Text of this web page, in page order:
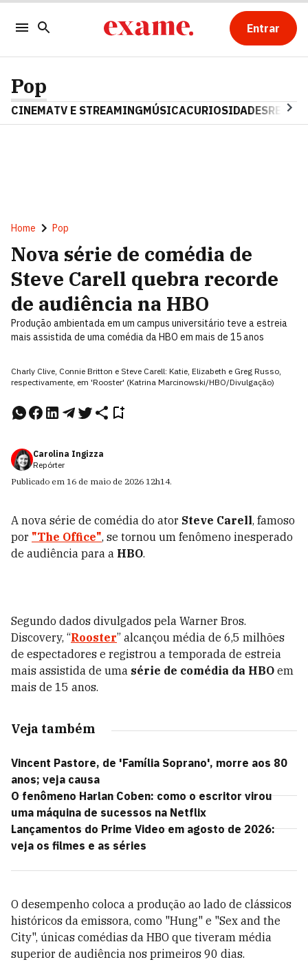
Entrar
Pop
CINEMATV E STREAMINGMÚSICACURIOSIDADES
Home Pop
Nova série de comédia de
Steve Carell quebra recorde
de audiência na HBO
Produção ambientada em um campus universitário teve a estreia
mais assistida de uma comédia da HBO em mais de 15 anos
Charly Clive, Connie Britton e Steve Carell: Katie, Elizabeth e Greg Russo,
respectivamente, em 'Rooster' (Katrina Marcinowski/HBO/Divulgação)
Carolina Ingizza
Repórter
Publicado em 16 de maio de 2026 12h14.
A nova série de comédia do ator Steve Carell, famoso
por "The Office", se tornou um fenômeno inesperado
de audiência para a HBO.
Segundo dados divulgados pela Warner Bros.
Discovery, “Rooster” alcançou média de 6,5 milhões
de espectadores e registrou a temporada de estreia
mais assistida de uma série de comédia da HBO em
mais de 15 anos.
Veja também
Vincent Pastore, de 'Família Soprano', morre aos 80
anos; veja causa
O fenômeno Harlan Coben: como o escritor virou
uma máquina de sucessos na Netflix
Lançamentos do Prime Video em agosto de 2026:
veja os filmes e as séries
O desempenho coloca a produção ao lado de clássicos
históricos da emissora, como "Hung" e "Sex and the
City", únicas comédias da HBO que tiveram média
superior de audiência nos primeiros 90 dias.